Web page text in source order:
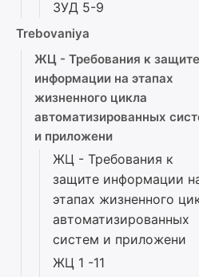
ЗУД 5-9
Trebovaniya
ЖЦ - Требования к защите
информации на этапах
жизненного цикла
автоматизированных
и приложени
ЖЦ - Требования к
защите информации
этапах жизненного
автоматизированных
систем и приложени
ЖЦ 1 -11